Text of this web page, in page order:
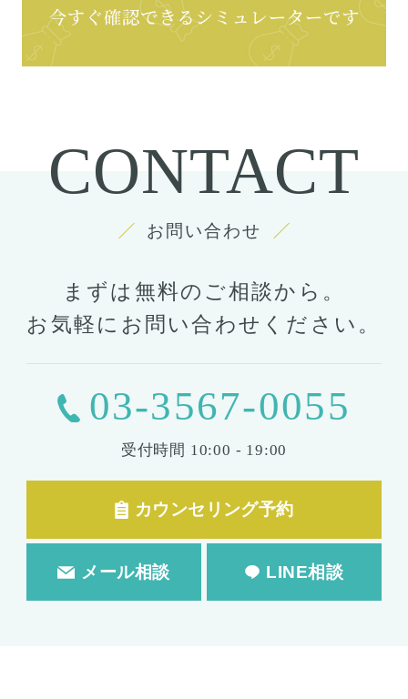
CONTACT
お問い合わせ
まずは無料のご相談から。
お気軽にお問い合わせください。
03-3567-0055
受付時間 10:00 - 19:00
カウンセリング予約
メール相談 LINE相談